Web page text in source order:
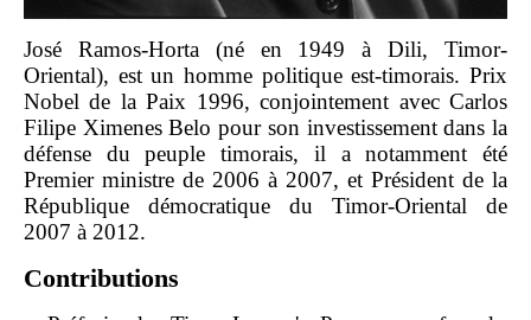
José Ramos-Horta (né en 1949 à Dili, Timor-
Oriental), est un homme politique est-timorais. Prix
Nobel de la Paix 1996, conjointement avec Carlos
Filipe Ximenes Belo pour son investissement dans la
défense du peuple timorais, il a notamment été
Premier ministre de 2006 à 2007, et Président de la
République démocratique du Timor-Oriental de
2007 à 2012.
Contributions